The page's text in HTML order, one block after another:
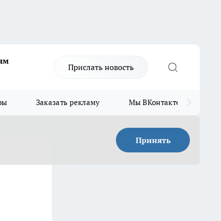
Прислать новость
Заказать рекламу Мы ВКонтакте
Принять